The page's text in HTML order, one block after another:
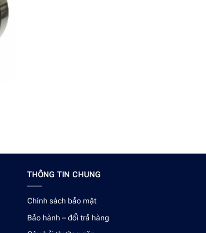
THÔNG TIN CHUNG
Chính sách bảo mật
Bảo hành – đổi trả hàng